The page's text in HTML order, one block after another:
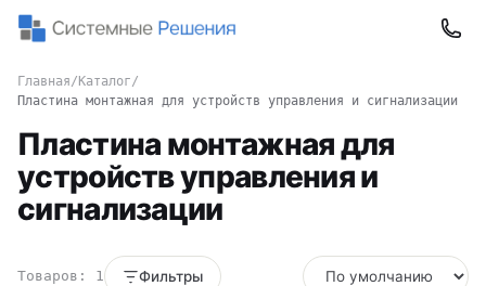
Главная/ Каталог/
Пластина монтажная для устройств управления и сигнализации
Пластина монтажная для
устройств управления и
сигнализации
Товаров: 1 Фильтры